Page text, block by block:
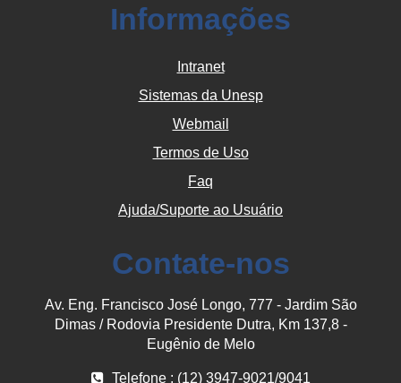
Informações
Intranet
Sistemas da Unesp
Webmail
Termos de Uso
Faq
Ajuda/Suporte ao Usuário
Contate-nos
Av. Eng. Francisco José Longo, 777 - Jardim São
Dimas / Rodovia Presidente Dutra, Km 137,8 -
Eugênio de Melo
Telefone : (12) 3947-9021/9041